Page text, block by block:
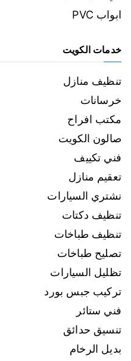
ابواب PVC
خدمات الكويت
تنظيف منازل
خرسانات
مكتب افراح
صالون الكويت
فني تكييف
تعقيم منازل
نشتري السيارات
تنظيف دكتات
تنظيف طباخات
تصليح طباخات
تظليل السيارات
تركيب جبس بورد
فني ستائر
تنسيق حدائق
بديل الرخام